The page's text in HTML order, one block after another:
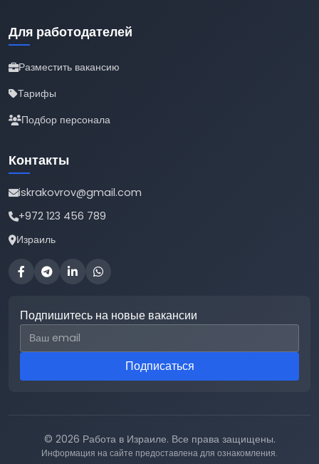
Для работодателей
Разместить вакансию
Тарифы
Подбор персонала
Контакты
iskrakovrov@gmail.com
+972 123 456 789
Израиль
Подпишитесь на новые вакансии
Email для подписки
Подписаться
© 2026 Работа в Израиле. Все права защищены.
Информация на сайте предоставлена для ознакомления.